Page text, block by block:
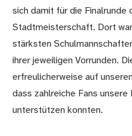
sich damit für die Finalrunde
Stadtmeisterschaft. Dort
stärksten
ihrer jeweiligen Vorrunden.
erfreulicherweise auf
dass zahlreiche Fans
unterstützen konnten.